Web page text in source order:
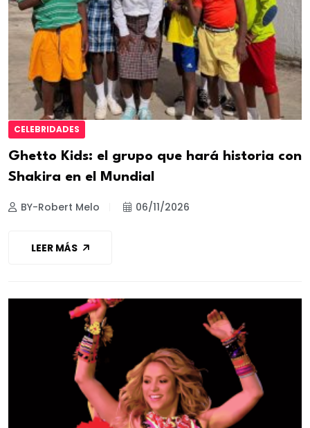
CELEBRIDADES
Ghetto Kids: el grupo que hará historia con
Shakira en el Mundial
BY-Robert Melo 06/11/2026
LEER MÁS